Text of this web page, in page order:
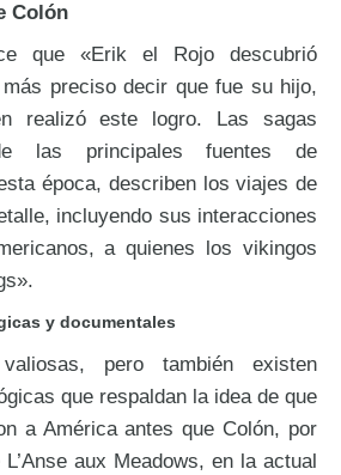
Colón
que «Erik el Rojo descubrió
preciso decir que fue su hijo,
realizó este logro. Las sagas
las principales fuentes de
época, describen los viajes de
incluyendo sus interacciones
a quienes los vikingos
y documentales
pero también existen
que respaldan la idea de que
a América antes que Colón, por
aux Meadows, en la actual